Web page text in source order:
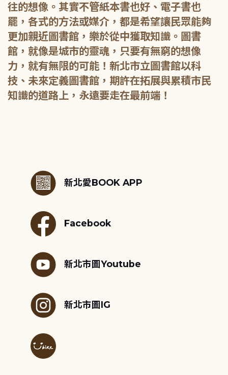
往的想像。其實不管紙本書也好、電子書也
罷，各式的方法或媒介，都是希望讓民眾能夠
更加親近圖書館，樂於從中獲取知識。圖書
館，就像是城市的靈魂，只要有無窮的想像
力，就有無限的可能！新北市立圖書館以科
技、未來定義圖書館，期許在拓展與累積市民
知識的道路上，永遠要走在最前端！
新北愛BOOK APP
Facebook
新北市圖Youtube
新北市圖IG